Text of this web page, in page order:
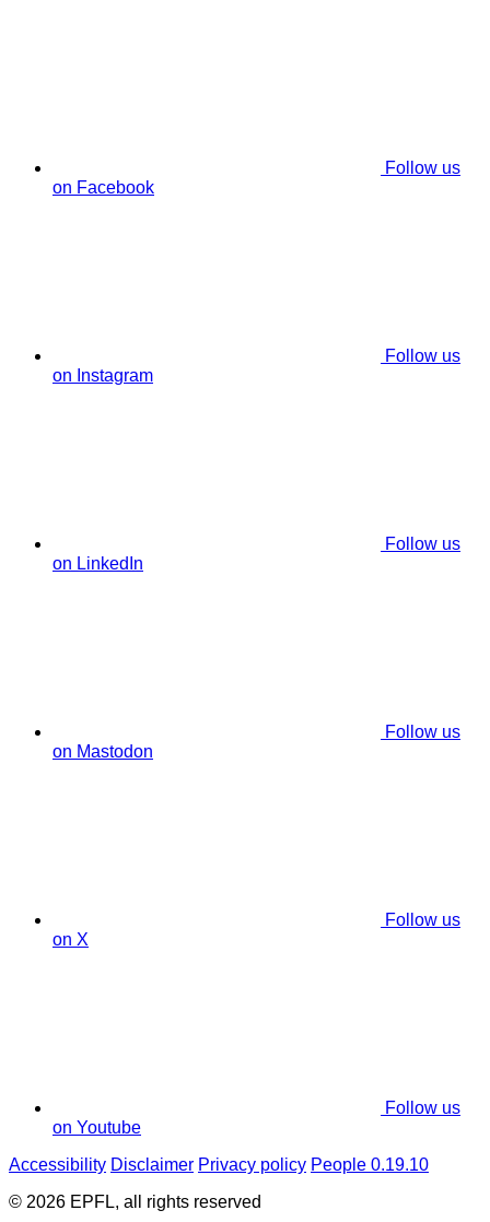
Follow us
on Facebook
Follow us
on Instagram
Follow us
on LinkedIn
Follow us
on Mastodon
Follow us
on X
Follow us
on Youtube
Accessibility Disclaimer Privacy policy People 0.19.10
© 2026 EPFL, all rights reserved